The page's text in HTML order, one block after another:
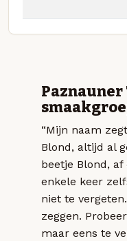
Paznauner
“Mijn naam
Blond, altijd al
beetje Blond,
enkele keer
niet te
zeggen.
maar eens te